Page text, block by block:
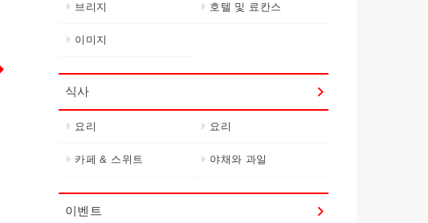
브리지 호텔 및 료칸스
이미지
식사
요리 요리
카페 & 스위트 야채와 과일
이벤트